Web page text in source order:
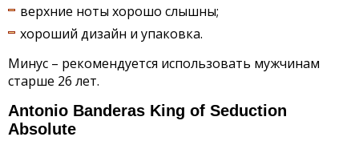
верхние ноты хорошо слышны;
хороший дизайн и упаковка.
Минус – рекомендуется использовать мужчинам
старше 26 лет.
Antonio Banderas King of Seduction
Absolute